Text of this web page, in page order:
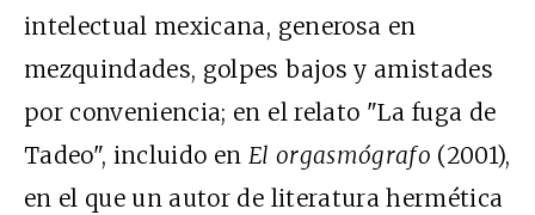
intelectual mexicana, generosa en
mezquindades, golpes bajos y amistades
por conveniencia; en el relato "La fuga de
Tadeo", incluido en El orgasmógrafo (2001),
en el que un autor de literatura hermética